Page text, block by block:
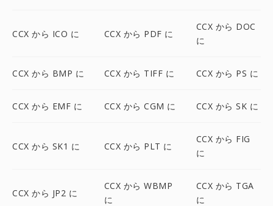
CCX から ICO に CCX から PDF に
CCX から DOC
に
CCX から BMP に CCX から TIFF に CCX から PS に
CCX から EMF に CCX から CGM に CCX から SK に
CCX から SK1 に CCX から PLT に
CCX から FIG
に
CCX から JP2 に
CCX から WBMP
に
CCX から TGA
に